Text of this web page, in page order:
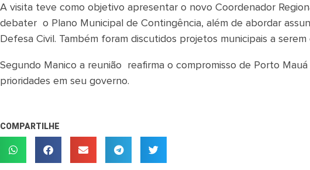
A visita teve como objetivo apresentar o novo Coordenador
debater o Plano Municipal de Contingência, além de abordar
Defesa Civil. Também foram discutidos projetos municipais a
Segundo Manico a reunião reafirma o compromisso de Porto
prioridades em seu governo.
COMPARTILHE